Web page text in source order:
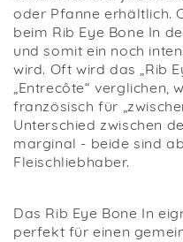
oder Pfanne erhältlich.
beim Rib Eye Bone In
und somit ein noch
wird. Oft wird das „Rib
„Entrecôte“ verglichen,
französisch für
Unterschied zwischen
marginal - beide sind
Fleischliebhaber.
Das Rib Eye Bone In
perfekt für einen